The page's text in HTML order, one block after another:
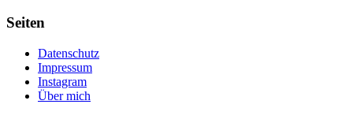
Seiten
Datenschutz
Impressum
Instagram
Über mich